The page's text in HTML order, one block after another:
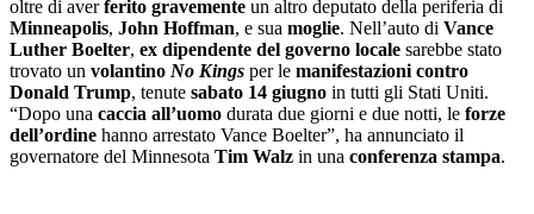
oltre di averferito gravemente un altro deputato della periferia di
Minneapolis, John Hoffman, e sua moglie. Nell’auto di Vance
Luther Boelter, ex dipendente del governo locale sarebbe stato
trovato un volantino No Kings per le manifestazioni contro
Donald Trump, tenute sabato 14 giugno in tutti gli Stati Uniti.
“Dopo una caccia all’uomo durata due giorni e due notti, le forze
dell’ordine hanno arrestato Vance Boelter”, ha annunciato il
governatore del Minnesota Tim Walz in una conferenza stampa.